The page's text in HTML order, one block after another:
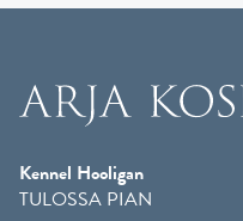
Kennel Hooligan
TULOSSA PIAN